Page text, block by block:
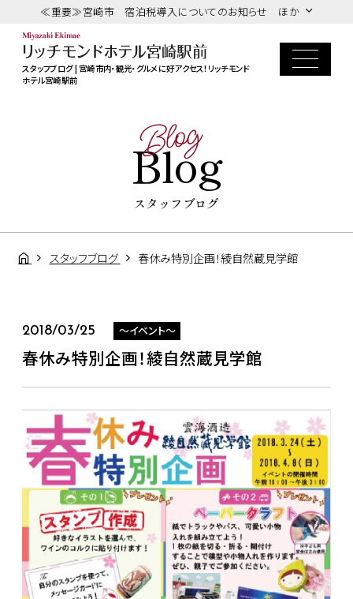
≪重要≫宮崎市 宿泊税導入についてのお知らせ ほか
スタッフブログ | 宮崎市内・観光・グルメに好アクセス！リッチモンド
ホテル宮崎駅前
Blog
Blog
スタッフブログ
スタッフブログ 春休み特別企画！綾自然蔵見学館
2018/03/25 ～イベント～
春休み特別企画！綾自然蔵見学館